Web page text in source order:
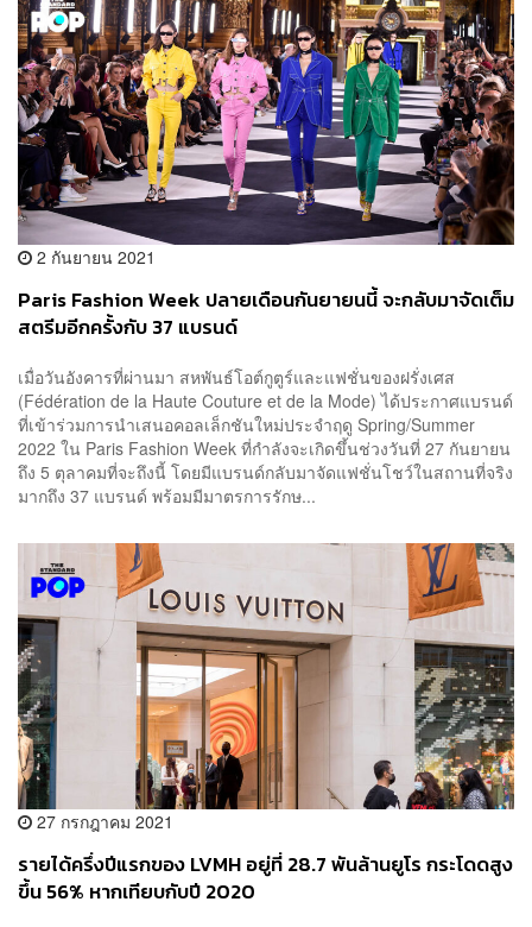
2 กันยายน 2021
Paris Fashion Week ปลายเดือนกันยายนนี้ จะกลับมาจัดเต็ม
สตรีมอีกครั้งกับ 37 แบรนด์
เมื่อวันอังคารที่ผ่านมา สหพันธ์โอต์กูตูร์และแฟชั่นของฝรั่งเศส
(Fédération de la Haute Couture et de la Mode) ได้ประกาศแบรนด์
ที่เข้าร่วมการนำเสนอคอลเล็กชันใหม่ประจำฤดู Spring/Summer
2022 ใน Paris Fashion Week ที่กำลังจะเกิดขึ้นช่วงวันที่ 27 กันยายน
ถึง 5 ตุลาคมที่จะถึงนี้ โดยมีแบรนด์กลับมาจัดแฟชั่นโชว์ในสถานที่จริง
มากถึง 37 แบรนด์ พร้อมมีมาตรการรักษ...
27 กรกฎาคม 2021
รายได้ครึ่งปีแรกของ LVMH อยู่ที่ 28.7 พันล้านยูโร กระโดดสูง
ขึ้น 56% หากเทียบกับปี 2020